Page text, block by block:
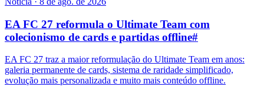
EA FC 27 reformula o Ultimate Team com
colecionismo de cards e partidas offline#
EA FC 27 traz a maior reformulação do Ultimate Team em anos:
galeria permanente de cards, sistema de raridade simplificado,
evolução mais personalizada e muito mais conteúdo offline.